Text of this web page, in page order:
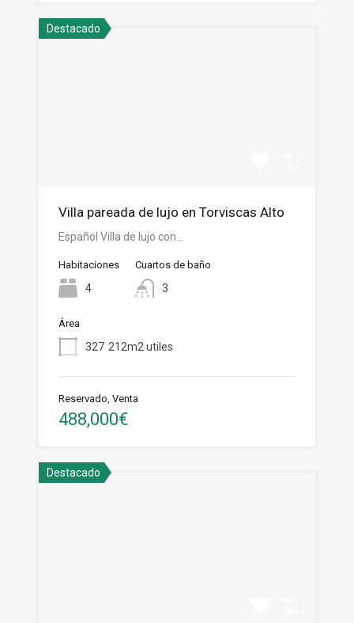
Destacado
Villa pareada de lujo en Torviscas Alto
Español Villa de lujo con…
Habitaciones
4
Cuartos de baño
3
Área
327 212m2 utiles
Reservado, Venta
488,000€
Destacado